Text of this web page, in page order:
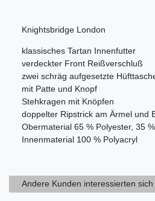
Knightsbridge London
klassisches Tartan Innenfutter
verdeckter Front Reißverschluß
zwei schräg aufgesetzte
mit Patte und Knopf
Stehkragen mit Knöpfen
doppelter Ripstrick am Ärmel und
Obermaterial 65 % Polyester, 35
Innenmaterial 100 % Polyacryl
Andere Kunden interessierten